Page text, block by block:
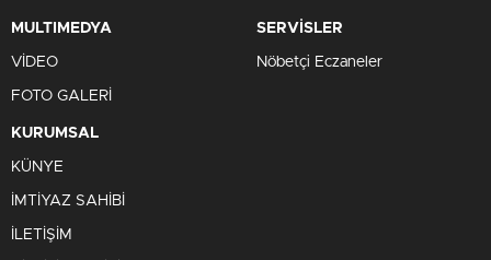
MULTIMEDYA
VİDEO
FOTO GALERİ
SERVİSLER
Nöbetçi Eczaneler
KURUMSAL
KÜNYE
İMTİYAZ SAHİBİ
İLETİŞİM